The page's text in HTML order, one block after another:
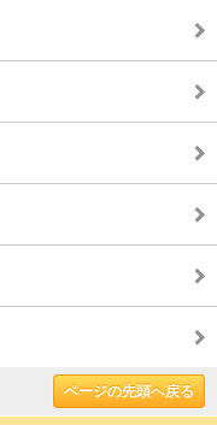
ページの先頭へ戻る